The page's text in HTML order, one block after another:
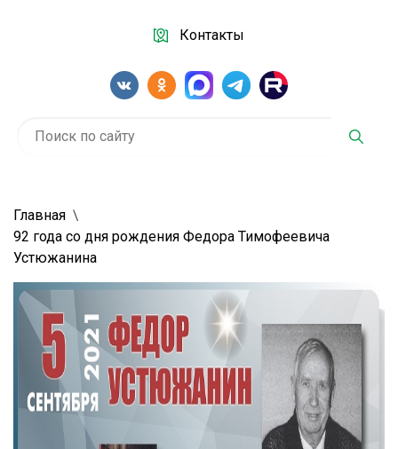
Контакты
Главная
92 года со дня рождения Федора Тимофеевича
Устюжанина